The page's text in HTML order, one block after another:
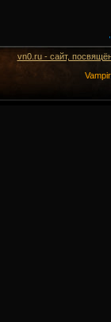
vn0.ru - сайт,